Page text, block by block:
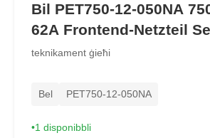
Bil PET750-12-050NA
62A Frontend-Netzteil
teknikament ġieħi
Bel PET750-12-050NA
1 disponibbli